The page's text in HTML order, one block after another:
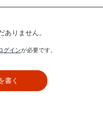
ありません。
グインが必要です。
書く